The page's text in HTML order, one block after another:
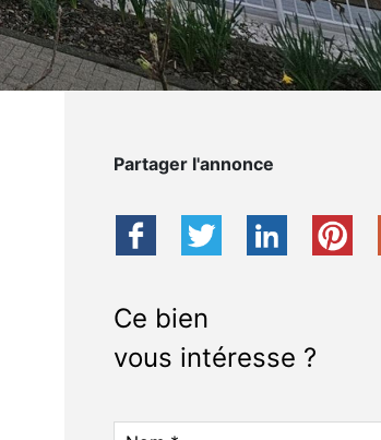
Partager l'annonce
Ce bien
vous intéresse ?